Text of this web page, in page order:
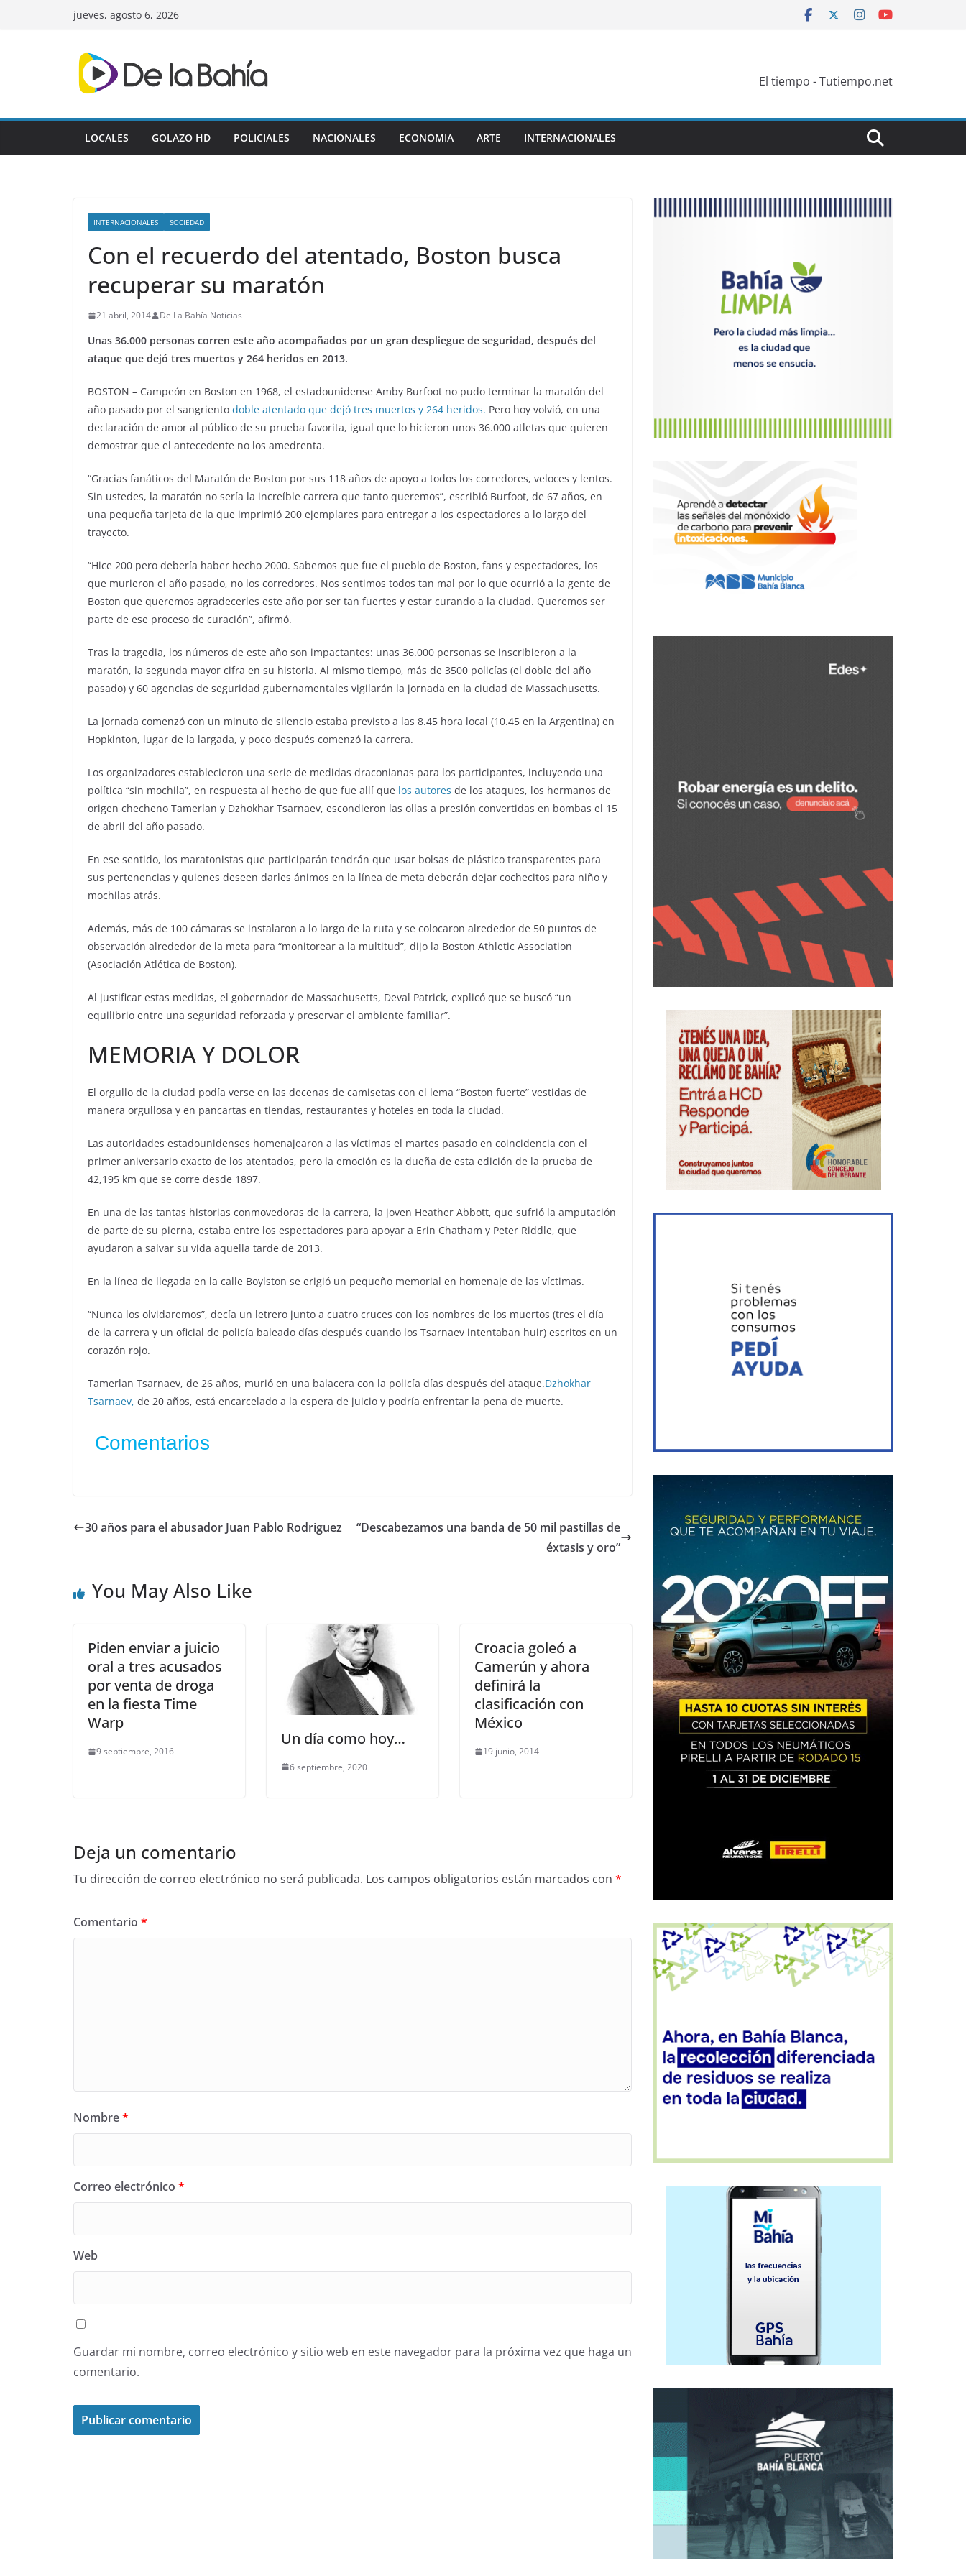
jueves, agosto 6, 2026
El tiempo - Tutiempo.net
LOCALES GOLAZO HD POLICIALES NACIONALES ECONOMIA ARTE INTERNACIONALES
INTERNACIONALES SOCIEDAD
Con el recuerdo del atentado, Boston busca
recuperar su maratón
21 abril, 2014 De La Bahía Noticias
Unas 36.000 personas corren este año acompañados por un gran despliegue de seguridad, después del
ataque que dejó tres muertos y 264 heridos en 2013.
BOSTON – Campeón en Boston en 1968, el estadounidense Amby Burfoot no pudo terminar la maratón del
año pasado por el sangriento doble atentado que dejó tres muertos y 264 heridos. Pero hoy volvió, en una
declaración de amor al público de su prueba favorita, igual que lo hicieron unos 36.000 atletas que quieren
demostrar que el antecedente no los amedrenta.
“Gracias fanáticos del Maratón de Boston por sus 118 años de apoyo a todos los corredores, veloces y lentos.
Sin ustedes, la maratón no sería la increíble carrera que tanto queremos”, escribió Burfoot, de 67 años, en
una pequeña tarjeta de la que imprimió 200 ejemplares para entregar a los espectadores a lo largo del
trayecto.
“Hice 200 pero debería haber hecho 2000. Sabemos que fue el pueblo de Boston, fans y espectadores, los
que murieron el año pasado, no los corredores. Nos sentimos todos tan mal por lo que ocurrió a la gente de
Boston que queremos agradecerles este año por ser tan fuertes y estar curando a la ciudad. Queremos ser
parte de ese proceso de curación”, afirmó.
Tras la tragedia, los números de este año son impactantes: unas 36.000 personas se inscribieron a la
maratón, la segunda mayor cifra en su historia. Al mismo tiempo, más de 3500 policías (el doble del año
pasado) y 60 agencias de seguridad gubernamentales vigilarán la jornada en la ciudad de Massachusetts.
La jornada comenzó con un minuto de silencio estaba previsto a las 8.45 hora local (10.45 en la Argentina) en
Hopkinton, lugar de la largada, y poco después comenzó la carrera.
Los organizadores establecieron una serie de medidas draconianas para los participantes, incluyendo una
política “sin mochila”, en respuesta al hecho de que fue allí que los autores de los ataques, los hermanos de
origen checheno Tamerlan y Dzhokhar Tsarnaev, escondieron las ollas a presión convertidas en bombas el 15
de abril del año pasado.
En ese sentido, los maratonistas que participarán tendrán que usar bolsas de plástico transparentes para
sus pertenencias y quienes deseen darles ánimos en la línea de meta deberán dejar cochecitos para niño y
mochilas atrás.
Además, más de 100 cámaras se instalaron a lo largo de la ruta y se colocaron alrededor de 50 puntos de
observación alrededor de la meta para “monitorear a la multitud”, dijo la Boston Athletic Association
(Asociación Atlética de Boston).
Al justificar estas medidas, el gobernador de Massachusetts, Deval Patrick, explicó que se buscó “un
equilibrio entre una seguridad reforzada y preservar el ambiente familiar”.
MEMORIA Y DOLOR
El orgullo de la ciudad podía verse en las decenas de camisetas con el lema “Boston fuerte” vestidas de
manera orgullosa y en pancartas en tiendas, restaurantes y hoteles en toda la ciudad.
Las autoridades estadounidenses homenajearon a las víctimas el martes pasado en coincidencia con el
primer aniversario exacto de los atentados, pero la emoción es la dueña de esta edición de la prueba de
42,195 km que se corre desde 1897.
En una de las tantas historias conmovedoras de la carrera, la joven Heather Abbott, que sufrió la amputación
de parte de su pierna, estaba entre los espectadores para apoyar a Erin Chatham y Peter Riddle, que
ayudaron a salvar su vida aquella tarde de 2013.
En la línea de llegada en la calle Boylston se erigió un pequeño memorial en homenaje de las víctimas.
“Nunca los olvidaremos”, decía un letrero junto a cuatro cruces con los nombres de los muertos (tres el día
de la carrera y un oficial de policía baleado días después cuando los Tsarnaev intentaban huir) escritos en un
corazón rojo.
Tamerlan Tsarnaev, de 26 años, murió en una balacera con la policía días después del ataque.Dzhokhar
Tsarnaev, de 20 años, está encarcelado a la espera de juicio y podría enfrentar la pena de muerte.
Comentarios
30 años para el abusador Juan Pablo Rodriguez
“Descabezamos una banda de 50 mil pastillas de
éxtasis y oro”
You May Also Like
Piden enviar a juicio
oral a tres acusados
por venta de droga
en la fiesta Time
Warp
9 septiembre, 2016
Un día como hoy…
6 septiembre, 2020
Croacia goleó a
Camerún y ahora
definirá la
clasificación con
México
19 junio, 2014
Deja un comentario
Tu dirección de correo electrónico no será publicada. Los campos obligatorios están marcados con *
Comentario *
Nombre*
Correo electrónico *
Web
Guardar mi nombre, correo electrónico y sitio web en este navegador para la próxima vez que haga un
comentario.